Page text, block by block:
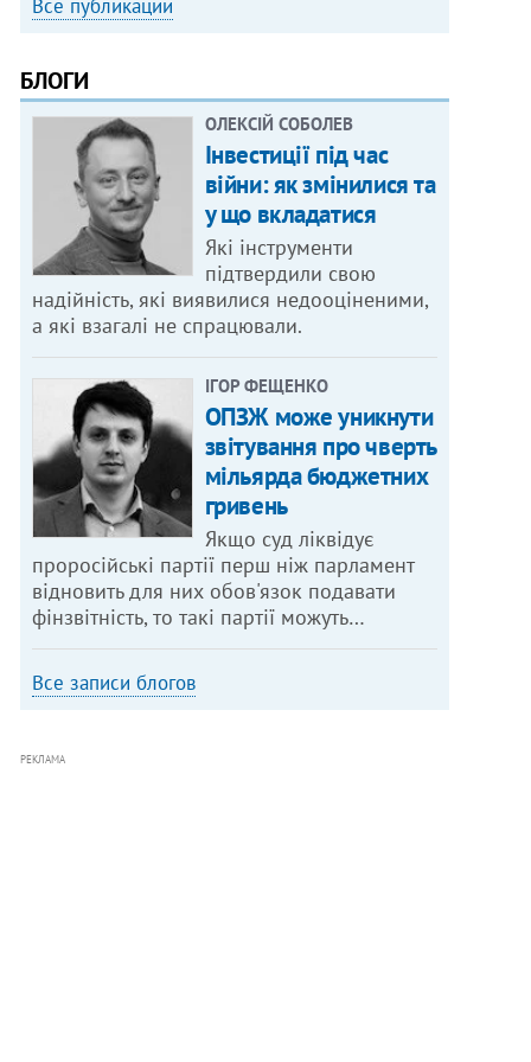
Все публикации
БЛОГИ
ОЛЕКСІЙ СОБОЛЕВ
Інвестиції під час
війни: як змінилися та
у що вкладатися
Які інструменти
підтвердили свою
надійність, які виявилися недооціненими,
а які взагалі не спрацювали.
ІГОР ФЕЩЕНКО
ОПЗЖ може уникнути
звітування про чверть
мільярда бюджетних
гривень
Якщо суд ліквідує
проросійські партії перш ніж парламент
відновить для них обов'язок подавати
фінзвітність, то такі партії можуть…
Все записи блогов
РЕКЛАМА